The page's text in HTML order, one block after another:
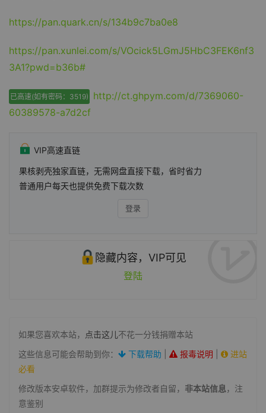
https://pan.quark.cn/s/134b9c7ba0e8
https://pan.xunlei.com/s/VOcick5LGmJ5HbC3FEK6nf3
3A1?pwd=b36b#
已高速(如有密码：3519)
http://ct.ghpym.com/d/7369060-
60389578-a7d2cf
VIP高速直链
果核剥壳独家直链，无需网盘直接下载，省时省力
普通用户每天也提供免费下载次数
登录
隐藏内容，VIP可见
登陆
如果您喜欢本站， 点击这儿不花一分钱捐赠本站
这些信息可能会帮助到你：
下载帮助 报毒说明
进站
必看
修改版本安卓软件，加群提示为修改者自留， 非本站信息，注
意鉴别